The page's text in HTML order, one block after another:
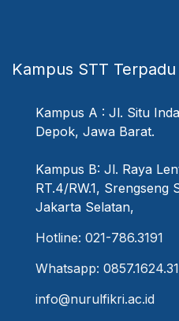
Kampus STT
Kampus A : Jl. Situ
Depok, Jawa Barat.
Kampus B: Jl. Raya
RT.4/RW.1, Srengseng
Jakarta Selatan,
Hotline: 021-786.3191
Whatsapp:
info@nurulfikri.ac.id